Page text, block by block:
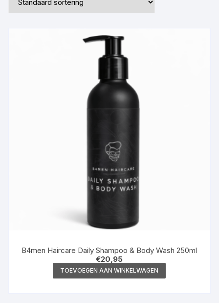
B4men Haircare Daily Shampoo & Body Wash 250ml
€20,95
TOEVOEGEN AAN WINKELWAGEN